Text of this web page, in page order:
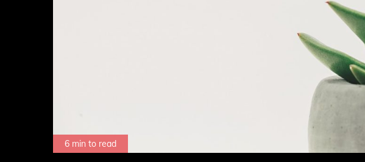
6 min to read